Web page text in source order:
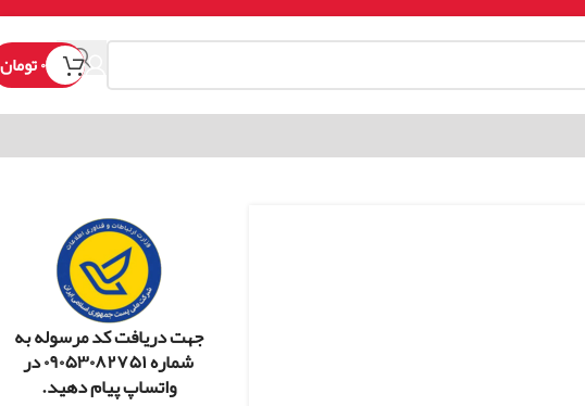
۰تومان
جهت دریافت کد مرسوله به
شماره ۰۹۰۵۳۰۸۲۷۵۱ در
واتساپ پیام دهید.